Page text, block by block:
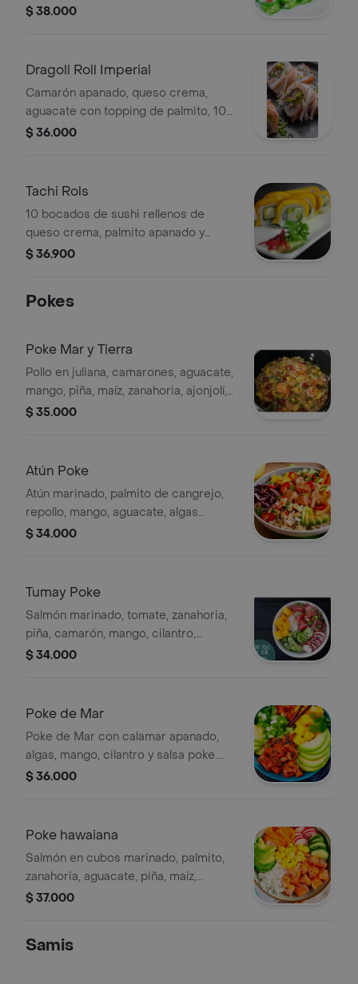
piezas.
$ 38.000
Dragoll Roll Imperial
Camarón apanado, queso crema,
aguacate con topping de palmito, 10
piezas.
$ 36.000
Tachi Rols
10 bocados de sushi rellenos de
queso crema, palmito apanado y
mango, con topping de plátano.
$ 36.900
Pokes
Poke Mar y Tierra
Pollo en juliana, camarones, aguacate,
mango, piña, maíz, zanahoria, ajonjolí,
salsa poke y té de 400 ml sabor a
$ 35.000
Atún Poke
Atún marinado, palmito de cangrejo,
repollo, mango, aguacate, algas
marina, cebollín, pepinillo, zanahoria,
$ 34.000
Tumay Poke
Salmón marinado, tomate, zanahoria,
piña, camarón, mango, cilantro,
ajonjolí y té de 400 ml sabor a elegir.
$ 34.000
Poke de Mar
Poke de Mar con calamar apanado,
algas, mango, cilantro y salsa poke.
Incluye té de 400 ml con sabor a
$ 36.000
Poke hawaiana
Salmón en cubos marinado, palmito,
zanahoria, aguacate, piña, maíz,
cebollín, ajonjolí y té de 400 ml sabor
$ 37.000
Samis